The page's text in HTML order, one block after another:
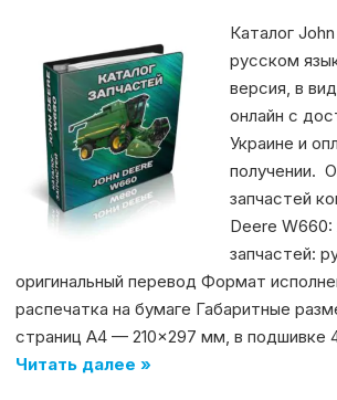
Каталог
русском
версия, в
онлайн с
Украине и
получении.
запчастей
Deere W660:
запчастей:
оригинальный перевод Формат
распечатка на бумаге Габаритные
страниц А4 — 210×297 мм, в подшивке
Читать далее »